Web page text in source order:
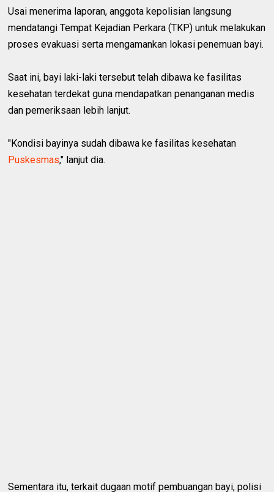
Usai menerima laporan, anggota kepolisian langsung
mendatangi Tempat Kejadian Perkara (TKP) untuk melakukan
proses evakuasi serta mengamankan lokasi penemuan bayi.
Saat ini, bayi laki-laki tersebut telah dibawa ke fasilitas
kesehatan terdekat guna mendapatkan penanganan medis
dan pemeriksaan lebih lanjut.
"Kondisi bayinya sudah dibawa ke fasilitas kesehatan
Puskesmas," lanjut dia.
Sementara itu, terkait dugaan motif pembuangan bayi, polisi